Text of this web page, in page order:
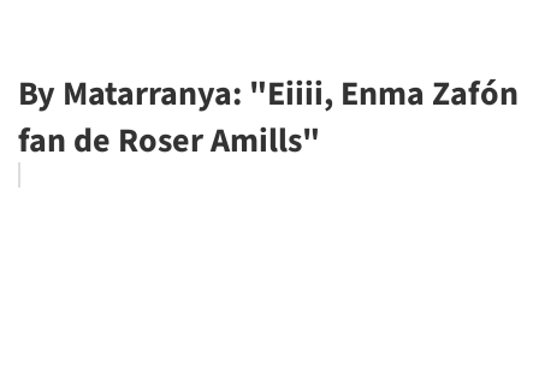
By Matarranya: "Eiiii, Enma Zafón
fan de Roser Amills"